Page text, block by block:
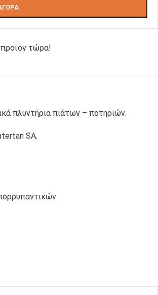
τώρα!
πλυντήρια πιάτων – ποτηριών.
SA.